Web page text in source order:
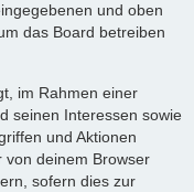
und oben
das Board betreiben
im Rahmen einer
seinen Interessen sowie
und Aktionen
von deinem Browser
sofern dies zur